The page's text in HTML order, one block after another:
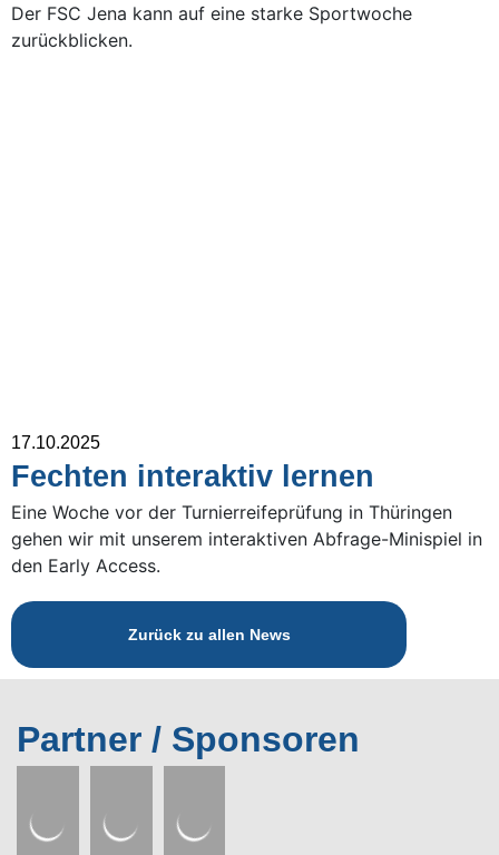
Der FSC Jena kann auf eine starke Sportwoche
zurückblicken.
17.10.2025
Fechten interaktiv lernen
Eine Woche vor der Turnierreifeprüfung in Thüringen
gehen wir mit unserem interaktiven Abfrage-Minispiel in
den Early Access.
Zurück zu allen News
Partner / Sponsoren